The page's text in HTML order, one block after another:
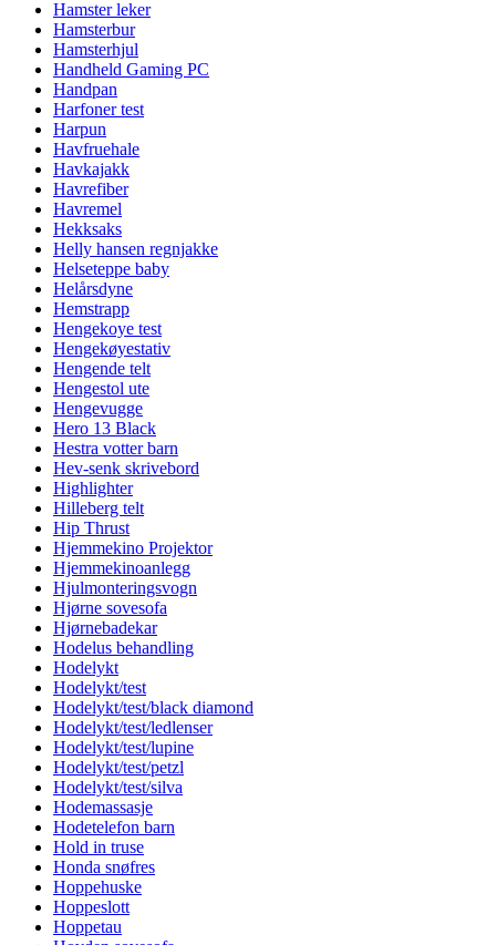
Hamster leker
Hamsterbur
Hamsterhjul
Handheld Gaming PC
Handpan
Harfoner test
Harpun
Havfruehale
Havkajakk
Havrefiber
Havremel
Hekksaks
Helly hansen regnjakke
Helseteppe baby
Helårsdyne
Hemstrapp
Hengekoye test
Hengekøyestativ
Hengende telt
Hengestol ute
Hengevugge
Hero 13 Black
Hestra votter barn
Hev-senk skrivebord
Highlighter
Hilleberg telt
Hip Thrust
Hjemmekino Projektor
Hjemmekinoanlegg
Hjulmonteringsvogn
Hjørne sovesofa
Hjørnebadekar
Hodelus behandling
Hodelykt
Hodelykt/test
Hodelykt/test/black diamond
Hodelykt/test/ledlenser
Hodelykt/test/lupine
Hodelykt/test/petzl
Hodelykt/test/silva
Hodemassasje
Hodetelefon barn
Hold in truse
Honda snøfres
Hoppehuske
Hoppeslott
Hoppetau